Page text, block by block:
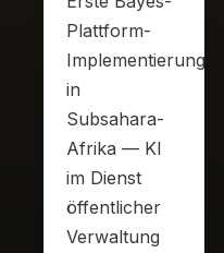
Plattform-
Implementierung
in
Subsahara-
Afrika — KI
im Dienst
öffentlicher
Verwaltung